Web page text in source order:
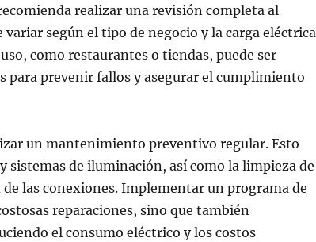
realizar una revisión completa al
según el tipo de negocio y la carga eléctrica
como restaurantes o tiendas, puede ser
para prevenir fallos y asegurar el cumplimiento
un mantenimiento preventivo regular. Esto
de iluminación, así como la limpieza de
las conexiones. Implementar un programa de
reparaciones, sino que también
el consumo eléctrico y los costos